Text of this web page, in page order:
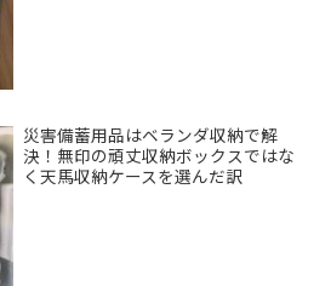
災害備蓄用品はベランダ収納で解
決！無印の頑丈収納ボックスではな
く天馬収納ケースを選んだ訳